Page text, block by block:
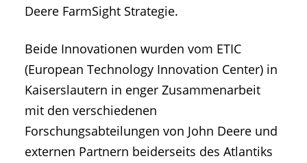
Deere FarmSight Strategie.
Beide Innovationen wurden vom ETIC
(European Technology Innovation Center) in
Kaiserslautern in enger Zusammenarbeit
mit den verschiedenen
Forschungsabteilungen von John Deere und
externen Partnern beiderseits des Atlantiks